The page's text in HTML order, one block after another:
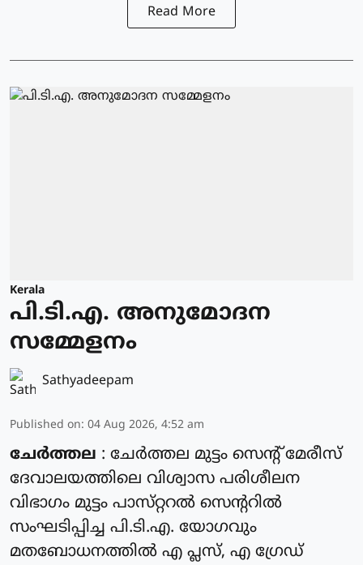
Read More
Kerala
പി.ടി.എ. അനുമോദന
സമ്മേളനം
Sathyadeepam
Published on: 04 Aug 2026, 4:52 am
ചേർത്തല : ചേർത്തല മുട്ടം സെൻ്റ് മേരീസ്
ദേവാലയത്തിലെ വിശ്വാസ പരിശീലന
വിഭാഗം മുട്ടം പാസ്‌റ്ററൽ സെന്ററിൽ
സംഘടിപ്പിച്ച പി.ടി.എ. യോഗവും
മതബോധനത്തിൽ എ പ്ലസ്, എ ഗ്രേഡ്